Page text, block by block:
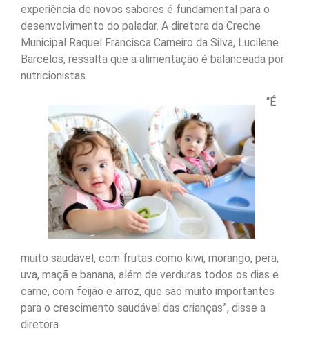
experiência de novos sabores é fundamental para o
desenvolvimento do paladar. A diretora da Creche
Municipal Raquel Francisca Carneiro da Silva, Lucilene
Barcelos, ressalta que a alimentação é balanceada por
nutricionistas.
“É
muito saudável, com frutas como kiwi, morango, pera,
uva, maçã e banana, além de verduras todos os dias e
carne, com feijão e arroz, que são muito importantes
para o crescimento saudável das crianças”, disse a
diretora.